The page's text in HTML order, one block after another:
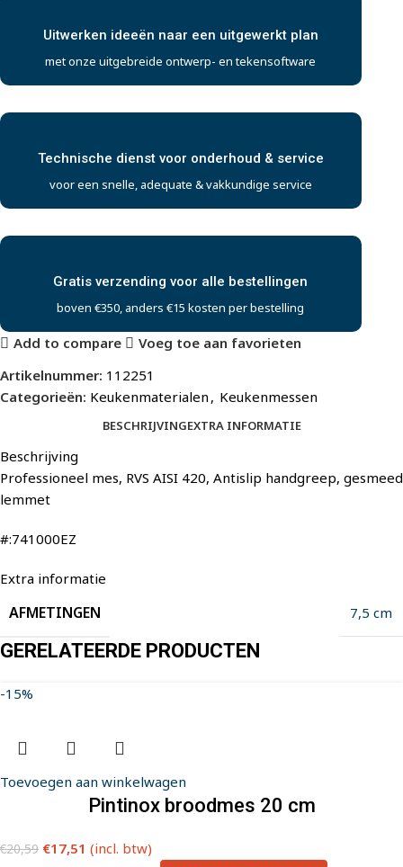
Uitwerken ideeën naar een uitgewerkt plan
met onze uitgebreide ontwerp- en tekensoftware
Technische dienst voor onderhoud & service
voor een snelle, adequate & vakkundige service
Gratis verzending voor alle bestellingen
boven €350, anders €15 kosten per bestelling
Add to compare
Voeg toe aan favorieten
Artikelnummer: 112251
Categorieën: Keukenmaterialen , Keukenmessen
BESCHRIJVINGEXTRA INFORMATIE
Beschrijving
Professioneel mes, RVS AISI 420, Antislip handgreep, gesmeed
lemmet
#:741000EZ
Extra informatie
AFMETINGEN 7,5 cm
GERELATEERDE PRODUCTEN
-15%
Toevoegen aan winkelwagen
Pintinox broodmes 20 cm
€20,59 €17,51 (incl. btw)